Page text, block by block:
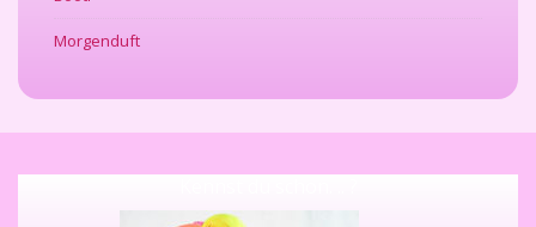
Morgenduft